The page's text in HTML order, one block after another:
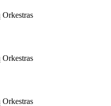
Orkestras
Orkestras
Orkestras